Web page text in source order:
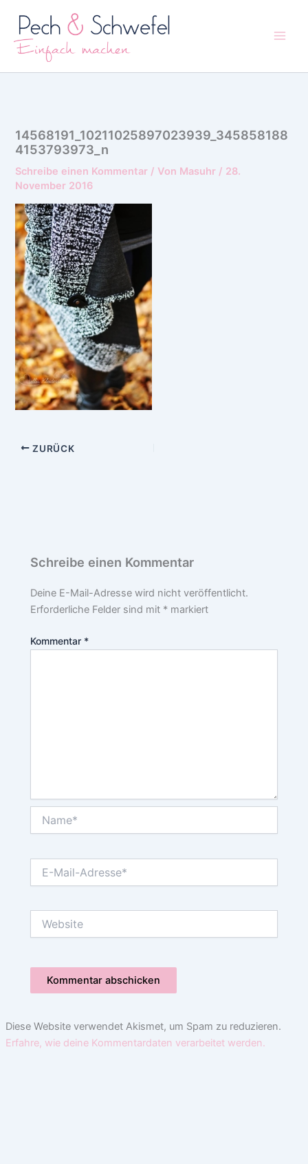
Inhalt
springen
14568191_10211025897023939_345858188
4153793973_n
Schreibe einen Kommentar / Von Masuhr / 28.
November 2016
ZURÜCK
Schreibe einen Kommentar
Deine E-Mail-Adresse wird nicht veröffentlicht.
Erforderliche Felder sind mit * markiert
Kommentar *
Mail-
Diese Website verwendet Akismet, um Spam zu reduzieren.
Erfahre, wie deine Kommentardaten verarbeitet werden.